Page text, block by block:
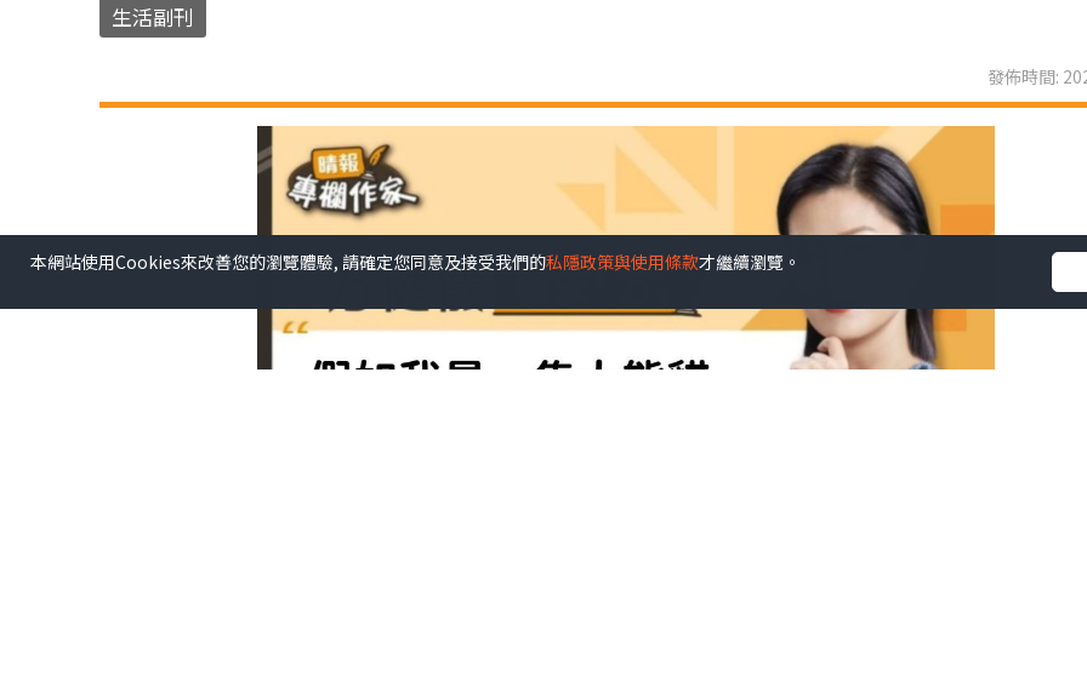
生活副刊
發佈時間:
本網站使用Cookies來改善您的瀏覽體驗, 請確定您同意及接受我們的私隱政策與使用條款才繼續瀏覽。